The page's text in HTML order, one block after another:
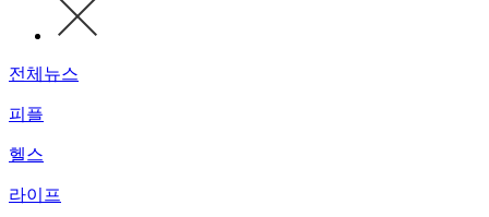
전체뉴스
피플
헬스
라이프